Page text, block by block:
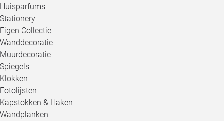
Huisparfums
Stationery
Eigen Collectie
Wanddecoratie
Muurdecoratie
Spiegels
Klokken
Fotolijsten
Kapstokken & Haken
Wandplanken